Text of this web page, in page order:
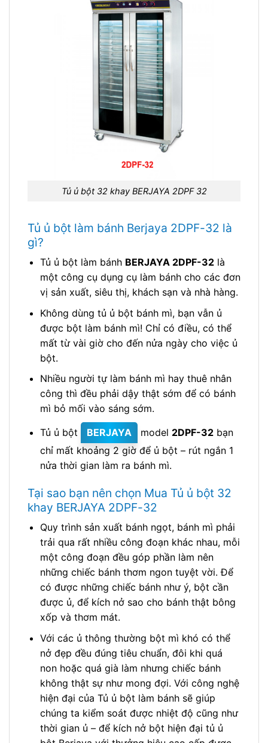
Tủ ủ bột 32 khay BERJAYA 2DPF 32
Tủ ủ bột làm bánh Berjaya 2DPF-32 là
gì?
Tủ ủ bột làm bánh BERJAYA 2DPF-32là
một công cụ dụng cụ làm bánh cho các đơn
vị sản xuất, siêu thị, khách sạn và nhà hàng.
Không dùng tủ ủ bột bánh mì, bạn vẫn ủ
được bột làm bánh mì! Chỉ có điều, có thể
mất từ vài giờ cho đến nửa ngày cho việc ủ
bột.
Nhiều người tự làm bánh mì hay thuê nhân
công thì đều phải dậy thật sớm để có bánh
mì bỏ mối vào sáng sớm.
Tủ ủ bột
BERJAYA model 2DPF-32bạn
chỉ mất khoảng 2 giờ để ủ bột – rút ngắn 1
nửa thời gian làm ra bánh mì.
Tại sao bạn nên chọn Mua Tủ ủ bột 32
khay BERJAYA 2DPF-32
Quy trình sản xuất bánh ngọt, bánh mì phải
trải qua rất nhiều công đoạn khác nhau, mỗi
một công đoạn đều góp phần làm nên
những chiếc bánh thơm ngon tuyệt vời. Để
có được những chiếc bánh như ý, bột cần
được ủ, để kích nở sao cho bánh thật bông
xốp và thơm mát.
Với các ủ thông thường bột mì khó có thể
nở đẹp đều đúng tiêu chuẩn, đôi khi quá
non hoặc quá già làm nhưng chiếc bánh
không thật sự như mong đợi. Với công nghệ
hiện đại của Tủ ủ bột làm bánh sẽ giúp
chúng ta kiểm soát được nhiệt độ cũng như
thời gian ủ – để kích nở bột hiện đại tủ ủ